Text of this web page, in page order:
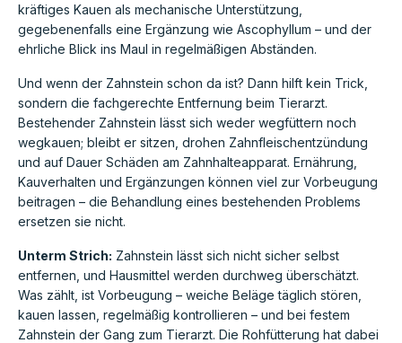
kräftiges Kauen als mechanische Unterstützung,
gegebenenfalls eine Ergänzung wie Ascophyllum – und der
ehrliche Blick ins Maul in regelmäßigen Abständen.
Und wenn der Zahnstein schon da ist? Dann hilft kein Trick,
sondern die fachgerechte Entfernung beim Tierarzt.
Bestehender Zahnstein lässt sich weder wegfüttern noch
wegkauen; bleibt er sitzen, drohen Zahnfleischentzündung
und auf Dauer Schäden am Zahnhalteapparat. Ernährung,
Kauverhalten und Ergänzungen können viel zur Vorbeugung
beitragen – die Behandlung eines bestehenden Problems
ersetzen sie nicht.
Unterm Strich: Zahnstein lässt sich nicht sicher selbst
entfernen, und Hausmittel werden durchweg überschätzt.
Was zählt, ist Vorbeugung – weiche Beläge täglich stören,
kauen lassen, regelmäßig kontrollieren – und bei festem
Zahnstein der Gang zum Tierarzt. Die Rohfütterung hat dabei